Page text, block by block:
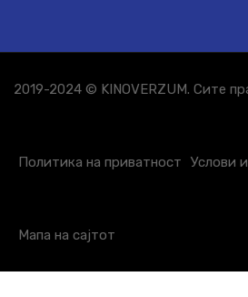
2019-2024 © KINOVERZUM. Сите
Политика на приватност Услови
Мапа на сајтот